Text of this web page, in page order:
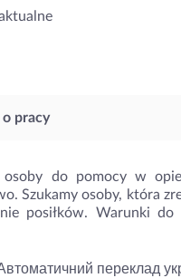
o pracy
osoby do pomocy w
Szukamy osoby, która
posiłków. Warunki
переклад